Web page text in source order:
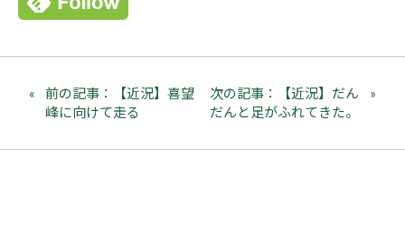
前の記事：【近況】喜望
峰に向けて走る
次の記事：【近況】だん
だんと足がふれてきた。